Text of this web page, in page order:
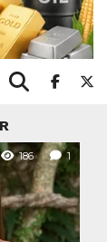
186 1